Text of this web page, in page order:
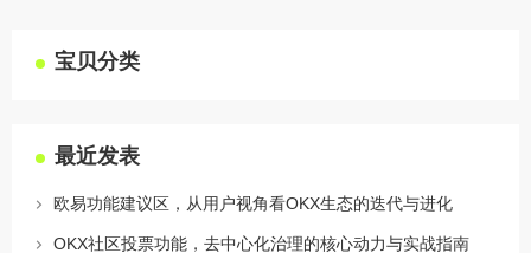
宝贝分类
最近发表
欧易功能建议区，从用户视角看OKX生态的迭代与进化
OKX社区投票功能，去中心化治理的核心动力与实战指南